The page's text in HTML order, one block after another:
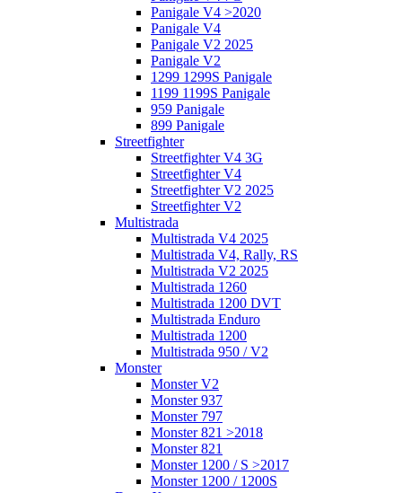
Panigale V4 >2020
Panigale V4
Panigale V2 2025
Panigale V2
1299 1299S Panigale
1199 1199S Panigale
959 Panigale
899 Panigale
Streetfighter
Streetfighter V4 3G
Streetfighter V4
Streetfighter V2 2025
Streetfighter V2
Multistrada
Multistrada V4 2025
Multistrada V4, Rally, RS
Multistrada V2 2025
Multistrada 1260
Multistrada 1200 DVT
Multistrada Enduro
Multistrada 1200
Multistrada 950 / V2
Monster
Monster V2
Monster 937
Monster 797
Monster 821 >2018
Monster 821
Monster 1200 / S >2017
Monster 1200 / 1200S